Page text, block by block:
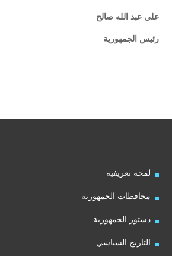
علي عبد الله صالح
رئيس الجمهورية
لمحة تعريفية
محافظات الجمهورية
دستور الجمهورية
التاريخ السياسي